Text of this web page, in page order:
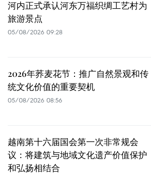
河内正式承认河东万福织绸工艺村为
旅游景点
05/08/2026 09:28
2026年荞麦花节：推广自然景观和传
统文化价值的重要契机
05/08/2026 08:56
越南第十六届国会第一次非常规会
议：将建筑与地域文化遗产价值保护
和弘扬相结合